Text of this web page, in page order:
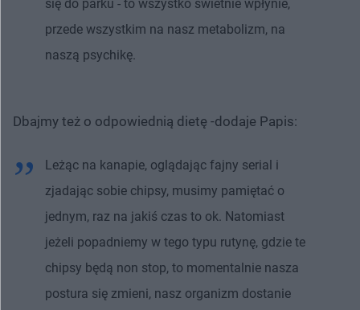
się do parku - to wszystko świetnie wpłynie,
przede wszystkim na nasz metabolizm, na
naszą psychikę.
Dbajmy też o odpowiednią dietę -dodaje Papis:
Leżąc na kanapie, oglądając fajny serial i
zjadając sobie chipsy, musimy pamiętać o
jednym, raz na jakiś czas to ok. Natomiast
jeżeli popadniemy w tego typu rutynę, gdzie te
chipsy będą non stop, to momentalnie nasza
postura się zmieni, nasz organizm dostanie